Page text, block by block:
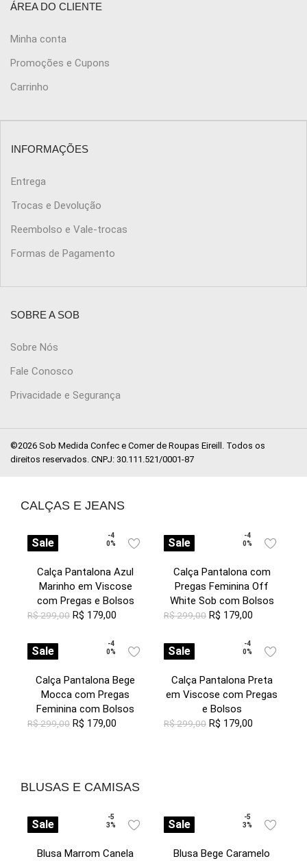
ÁREA DO CLIENTE
Minha conta
Promoções e Cupons
Carrinho
INFORMAÇÕES
Entrega
Trocas e Devolução
Reembolso e Vale-trocas
Formas de Pagamento
SOBRE A SOB
Sobre Nós
Fale Conosco
Privacidade e Segurança
©2026 Sob Medida Confec e Comer de Roupas Eireill. Todos os
direitos reservados. CNPJ: 30.111.521/0001-87
CALÇAS E JEANS
Sale
-4
0%
Calça Pantalona Azul
Marinho em Viscose
com Pregas e Bolsos
R$299,00 R$ 179,00
Sale
-4
0%
Calça Pantalona com
Pregas Feminina Off
White Sob com Bolsos
R$299,00 R$ 179,00
Sale
-4
0%
Calça Pantalona Bege
Mocca com Pregas
Feminina com Bolsos
R$299,00 R$ 179,00
Sale
-4
0%
Calça Pantalona Preta
em Viscose com Pregas
e Bolsos
R$299,00 R$ 179,00
BLUSAS E CAMISAS
Sale
-5
3%
Blusa Marrom Canela
Sale
-5
3%
Blusa Bege Caramelo